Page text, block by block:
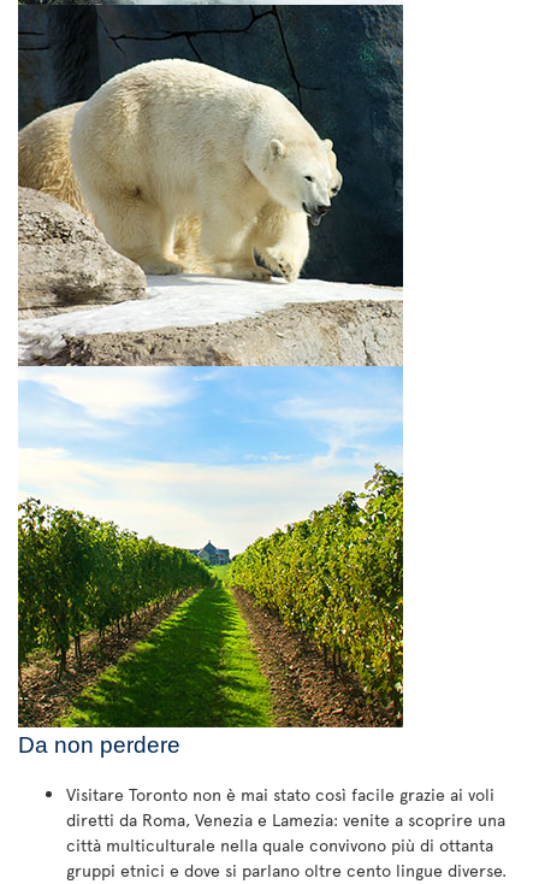
Da non perdere
Visitare Toronto non è mai stato così facile grazie ai voli
diretti da Roma, Venezia e Lamezia: venite a scoprire una
città multiculturale nella quale convivono più di ottanta
gruppi etnici e dove si parlano oltre cento lingue diverse.